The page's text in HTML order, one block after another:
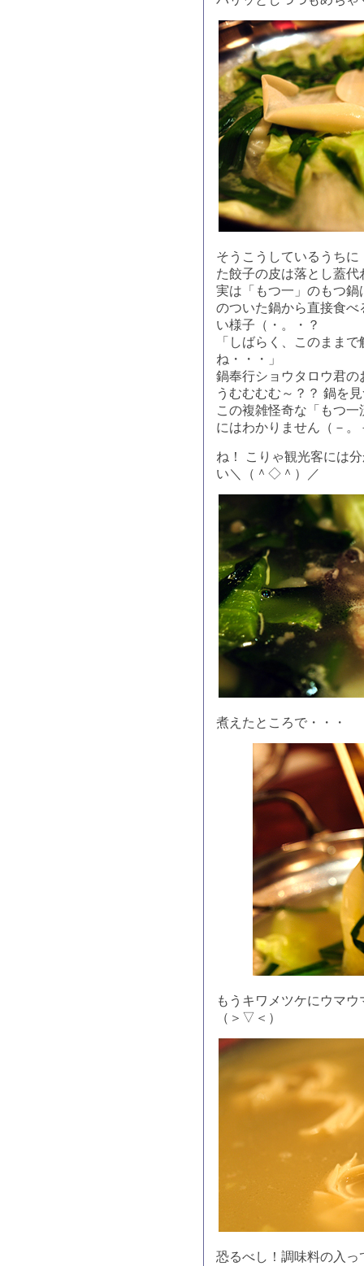
そうこうしているうち
た餃子の皮は落とし蓋代
実は「もつ一」のもつ
のついた鍋から直接食
い様子（・。・？
「しばらく、このまま
ね・・・」
鍋奉行ショウタロウ君
うむむむむ～？？ 鍋を
この複雑怪奇な「もつ
にはわかりません（－。
ね！ こりゃ観光客には
い＼（＾◇＾）／
煮えたところで・・・
もうキワメツケにウマ
（＞▽＜）
恐るべし！調味料の入